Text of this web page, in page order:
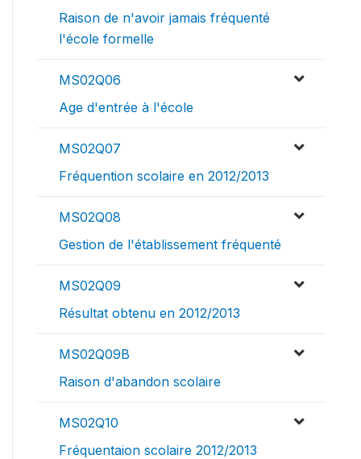
Raison de n'avoir jamais fréquenté
l'école formelle
MS02Q06
Age d'entrée à l'école
MS02Q07
Fréquention scolaire en 2012/2013
MS02Q08
Gestion de l'établissement fréquenté
MS02Q09
Résultat obtenu en 2012/2013
MS02Q09B
Raison d'abandon scolaire
MS02Q10
Fréquentaion scolaire 2012/2013